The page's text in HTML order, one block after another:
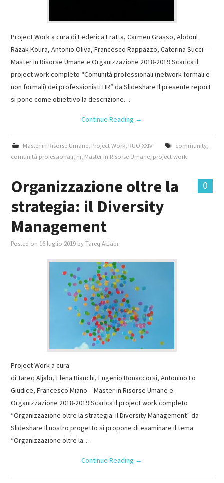
Project Work a cura di Federica Fratta, Carmen Grasso, Abdoul
Razak Koura, Antonio Oliva, Francesco Rappazzo, Caterina Succi –
Master in Risorse Umane e Organizzazione 2018-2019 Scarica il
project work completo “Comunità professionali (network formali e
non formali) dei professionisti HR” da Slideshare Il presente report
si pone come obiettivo la descrizione…
Continue Reading →
Master in Risorse Umane, Project Work, RUO XXIV community,
comunità professionali hr, Master in Risorse Umane project work
0
Organizzazione oltre la
strategia: il Diversity
Management
Posted on 16 luglio 2019 byTareq AlJabr
Project Work a cura
di Tareq Aljabr, Elena Bianchi, Eugenio Bonaccorsi, Antonino Lo
Giudice, Francesco Miano – Master in Risorse Umane e
Organizzazione 2018-2019 Scarica il project work completo
“Organizzazione oltre la strategia: il Diversity Management” da
Slideshare Il nostro progetto si propone di esaminare il tema
“Organizzazione oltre la…
Continue Reading →